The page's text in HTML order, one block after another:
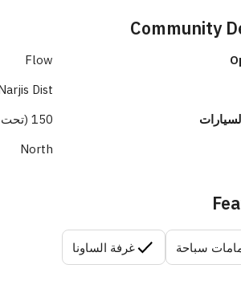
Community
Flow
Dist.
150 (تحت الأرض 150)
North
سباحة غرفة الساونا